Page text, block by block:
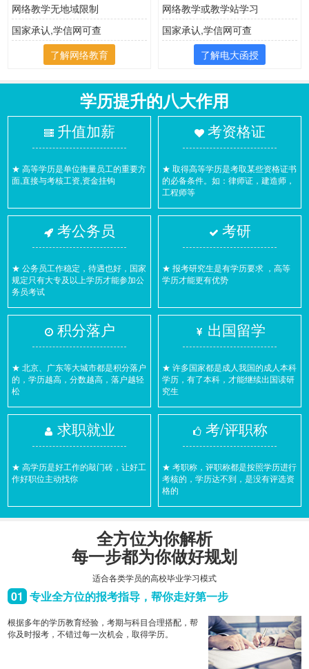
网络教学无地域限制
国家承认,学信网可查
了解网络教育
网络教学或教学站学习
国家承认,学信网可查
了解电大函授
学历提升的八大作用
升值加薪
★ 高等学历是单位衡量员工的重要方
面,直接与考核工资,资金挂钩
考资格证
★ 取得高等学历是考取某些资格证书
的必备条件。如：律师证，建造师，
工程师等
考公务员
★ 公务员工作稳定，待遇也好，国家
规定只有大专及以上学历才能参加公
务员考试
考研
★ 报考研究生是有学历要求 ，高等
学历才能更有优势
积分落户
★ 北京、广东等大城市都是积分落户
的，学历越高，分数越高，落户越轻
松
出国留学
★ 许多国家都是成人我国的成人本科
学历，有了本科，才能继续出国读研
究生
求职就业
★ 高学历是好工作的敲门砖，让好工
作好职位主动找你
考/评职称
★ 考职称，评职称都是按照学历进行
考核的，学历达不到，是没有评选资
格的
全方位为你解析
每一步都为你做好规划
适合各类学员的高校毕业学习模式
01 专业全方位的报考指导，帮你走好第一步
根据多年的学历教育经验，考期与科目合理搭配，帮
你及时报考，不错过每一次机会，取得学历。